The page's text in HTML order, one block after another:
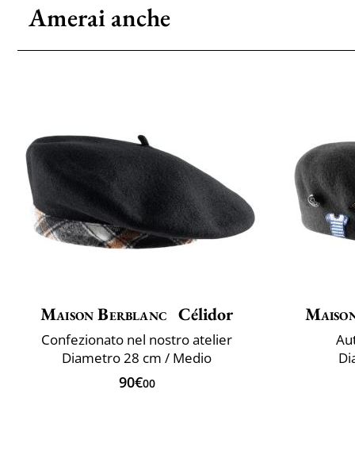
Amerai anche
Maison Berblanc Célidor
Confezionato nel nostro atelier
Diametro 28 cm / Medio
90€00